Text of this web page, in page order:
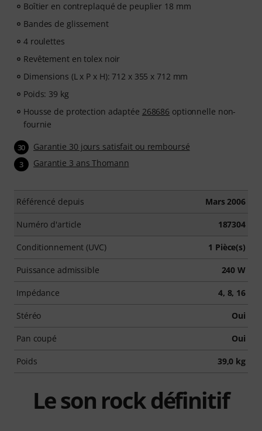
Boîtier en contreplaqué de peuplier 18 mm
Bandes de glissement
4 roulettes
Revêtement en tolex noir
Dimensions (L x P x H): 712 x 355 x 712 mm
Poids: 39 kg
Housse de protection adaptée 268686 optionnelle non-
fournie
30 Garantie 30 jours satisfait ou remboursé
3 Garantie 3 ans Thomann
Référencé depuis Mars 2006
Numéro d'article 187304
Conditionnement (UVC) 1 Pièce(s)
Puissance admissible 240 W
Impédance 4, 8, 16
Stéréo Oui
Pan coupé Oui
Poids 39,0 kg
Le son rock définitif